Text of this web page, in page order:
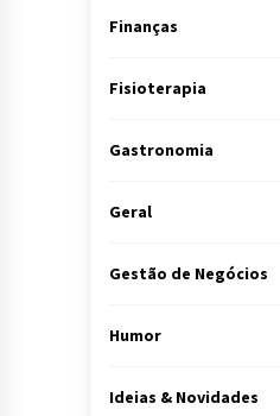
Finanças
Fisioterapia
Gastronomia
Geral
Gestão de Negócios
Humor
Ideias & Novidades